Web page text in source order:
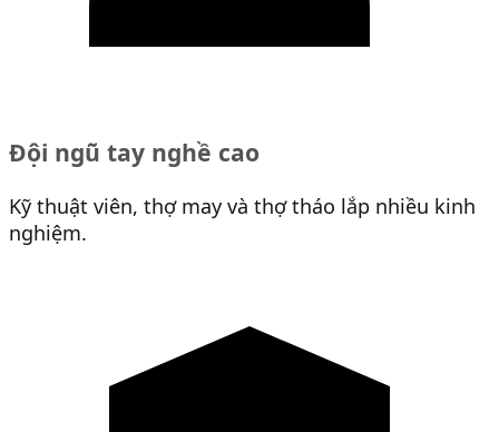
Đội ngũ tay nghề cao
Kỹ thuật viên, thợ may và thợ tháo lắp nhiều kinh
nghiệm.